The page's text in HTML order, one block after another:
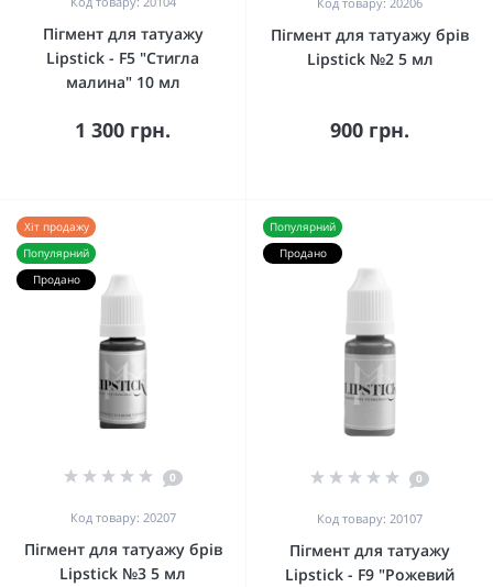
Пігмент для татуажу
Lipstick - F5 "Стигла
малина" 10 мл
1 300 грн.
Пігмент для татуажу брів
Lipstick №2 5 мл
900 грн.
Хіт продажу
Популярний
Продано
0
Код товару: 20207
Пігмент для татуажу брів
Lipstick №3 5 мл
Популярний
Продано
0
Код товару: 20107
Пігмент для татуажу
Lipstick - F9 "Рожевий